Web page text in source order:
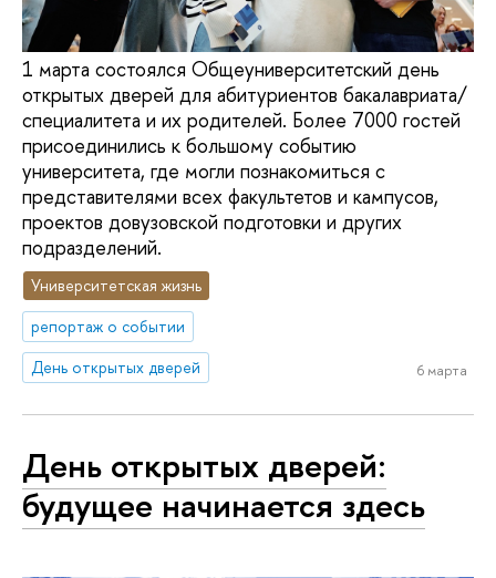
1 марта состоялся Общеуниверситетский день
открытых дверей для абитуриентов бакалавриата/
специалитета и их родителей. Более 7000 гостей
присоединились к большому событию
университета, где могли познакомиться с
представителями всех факультетов и кампусов,
проектов довузовской подготовки и других
подразделений.
Университетская жизнь
репортаж о событии
День открытых дверей
6 марта
День открытых дверей:
будущее начинается здесь